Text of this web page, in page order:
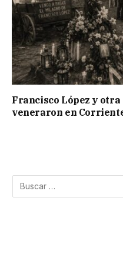
Francisco López y
veneraron en